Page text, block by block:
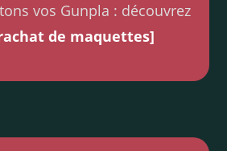
vos Gunpla : découvrez
de maquettes]